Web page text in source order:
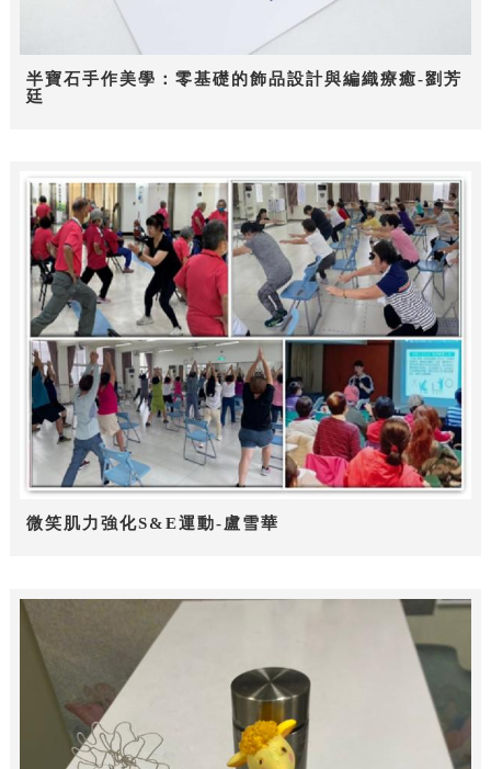
半寶石手作美學：零基礎的飾品設計與編織療癒-劉芳
廷
微笑肌力強化S&E運動-盧雪華